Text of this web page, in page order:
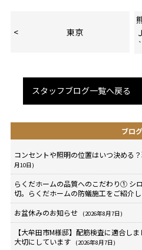
東京
スタッフブログ一覧へ戻る
ブログ
コンセントや照明の位置はいつ決める
月10日)
らくだホームの品質へのこだわり① シ
切。らくだホームの防蟻施工をご紹介
お盆休みのお知らせ (2026年8月7日)
【大牟田市M様邸】配筋検査に適合し
大切にしています
(2026年8月7日)